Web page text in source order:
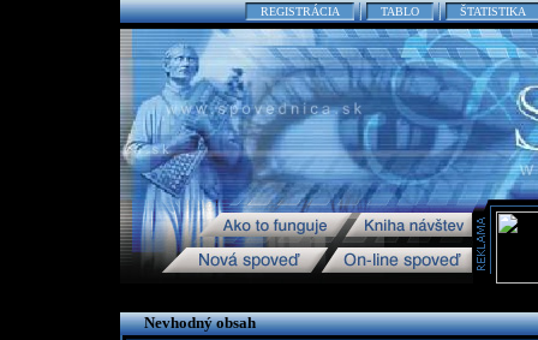
REGISTRÁCIA TABLO ŠTATISTIKA
Nevhodný obsah